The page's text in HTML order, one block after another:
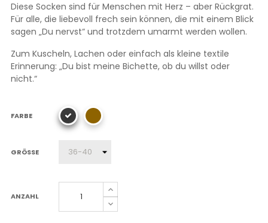
Diese Socken sind für Menschen mit Herz – aber Rückgrat.
Für alle, die liebevoll frech sein können, die mit einem Blick
sagen „Du nervst“ und trotzdem umarmt werden wollen.
Zum Kuscheln, Lachen oder einfach als kleine textile
Erinnerung: „Du bist meine Bichette, ob du willst oder
nicht.“
FARBE
GRÖSSE
ANZAHL